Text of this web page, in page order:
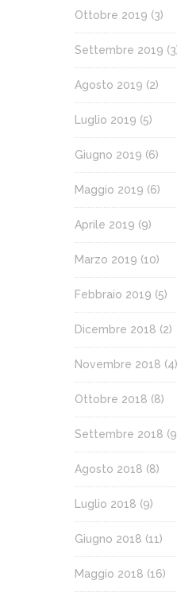
Ottobre 2019 (3)
Settembre 2019
Agosto 2019 (2)
Luglio 2019 (5)
Giugno 2019 (6)
Maggio 2019 (6)
Aprile 2019 (9)
Marzo 2019 (10)
Febbraio 2019 (5)
Dicembre 2018 (2)
Novembre 2018 (4)
Ottobre 2018 (8)
Settembre 2018
Agosto 2018 (8)
Luglio 2018 (9)
Giugno 2018 (11)
Maggio 2018 (16)